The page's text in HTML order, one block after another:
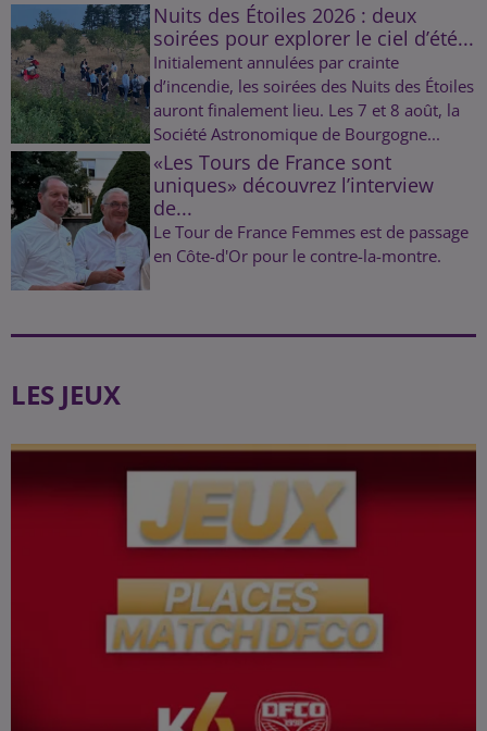
Nuits des Étoiles 2026 : deux
soirées pour explorer le ciel d’été...
Initialement annulées par crainte
d’incendie, les soirées des Nuits des Étoiles
auront finalement lieu. Les 7 et 8 août, la
Société Astronomique de Bourgogne...
«Les Tours de France sont
uniques» découvrez l’interview
de...
Le Tour de France Femmes est de passage
en Côte-d'Or pour le contre-la-montre.
LES JEUX